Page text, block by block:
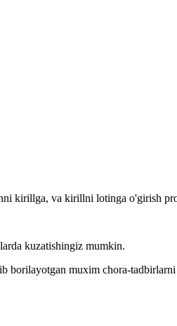
kirillga, va kirillni lotinga o'girish
kuzatishingiz mumkin.
borilayotgan muxim chora-